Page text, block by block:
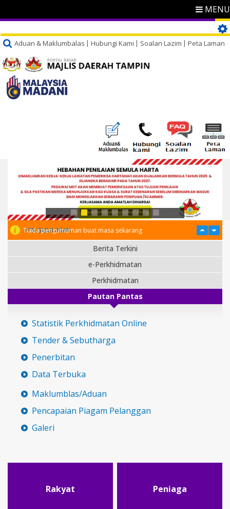
MENU
Aduan & Maklumbalas Hubungi Kami Soalan Lazim Peta Laman
PENGUMUMAN
Tiada pengumuman buat masa sekarang
Berita Terkini
e-Perkhidmatan
Perkhidmatan
Pautan Pantas
Statistik Perkhidmatan Online
Tender & Sebutharga
Penerbitan
Data Terbuka
Maklumblas/Aduan
Pencapaian Piagam Pelanggan
Galeri
Rakyat Peniaga